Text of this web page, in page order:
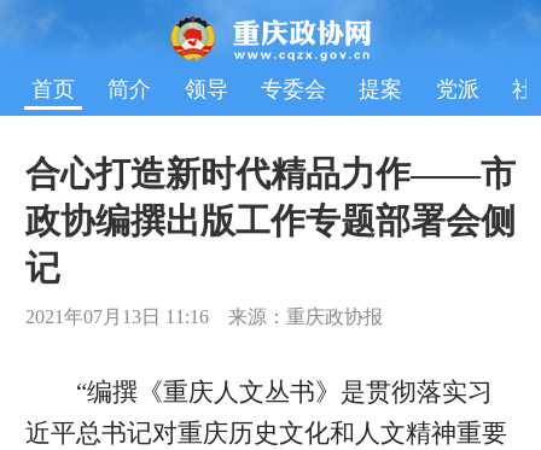
首页 简介 领导 专委会 提案 党派 社
合心打造新时代精品力作——市
政协编撰出版工作专题部署会侧
记
2021年07月13日 11:16 来源：重庆政协报
“编撰《重庆人文丛书》是贯彻落实习
近平总书记对重庆历史文化和人文精神重要